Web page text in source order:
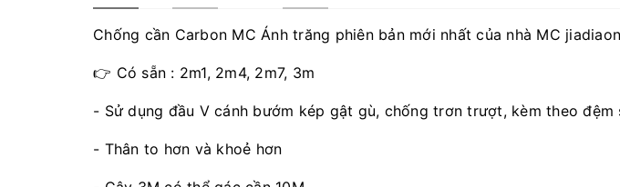
Chống cần Carbon MC Ánh trăng phiên bản mới nhất của nhà MC
👉 Có sẵn : 2m1, 2m4, 2m7, 3m
- Sử dụng đầu V cánh bướm kép gật gù, chống trơn trượt, kèm theo đệm
- Thân to hơn và khoẻ hơn